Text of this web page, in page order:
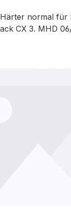
normal für
CX 3. MHD